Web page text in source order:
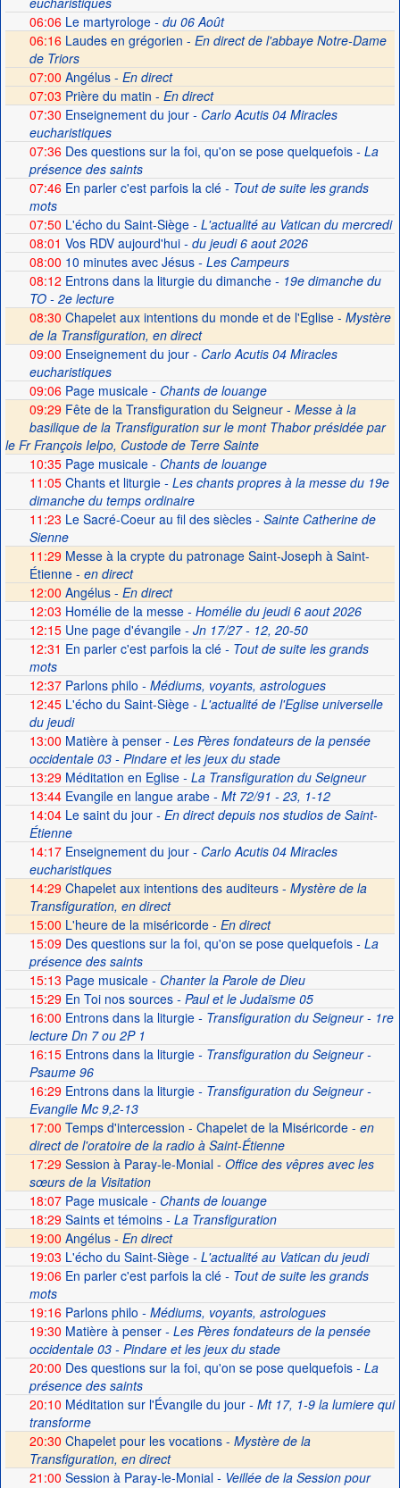
06:06Le martyrologe- du 06 Août
06:16 Laudes en grégorien - En direct de l'abbaye Notre-Dame
de Triors
07:00 Angélus - En direct
07:03 Prière du matin - En direct
07:30 Enseignement du jour- Carlo Acutis 04 Miracles
eucharistiques
07:36Des questions sur la foi, qu'on se pose quelquefois- La
présence des saints
07:46En parler c'est parfois la clé- Tout de suite les grands
mots
07:50 L'écho du Saint-Siège- L'actualité au Vatican du mercredi
08:01 Vos RDV aujourd'hui- du jeudi 6 aout 2026
08:00 10 minutes avec Jésus- Les Campeurs
08:12 Entrons dans la liturgie du dimanche- 19e dimanche du
TO - 2e lecture
08:30 Chapelet aux intentions du monde et de l'Eglise - Mystère
de la Transfiguration, en direct
09:00 Enseignement du jour- Carlo Acutis 04 Miracles
eucharistiques
09:06Page musicale- Chants de louange
09:29 Fête de la Transfiguration du Seigneur - Messe à la
basilique de la Transfiguration sur le mont Thabor présidée par
le Fr François Ielpo, Custode de Terre Sainte
10:35Page musicale- Chants de louange
11:05Chants et liturgie- Les chants propres à la messe du 19e
dimanche du temps ordinaire
11:23 Le Sacré-Coeur au fil des siècles- Sainte Catherine de
Sienne
11:29 Messe à la crypte du patronage Saint-Joseph à Saint-
Étienne - en direct
12:00 Angélus - En direct
12:03 Homélie de la messe- Homélie du jeudi 6 aout 2026
12:15Une page d'évangile- Jn 17/27 - 12, 20-50
12:31 En parler c'est parfois la clé- Tout de suite les grands
mots
12:37Parlons philo - Médiums, voyants, astrologues
12:45L'écho du Saint-Siège- L'actualité de l'Eglise universelle
du jeudi
13:00 Matière à penser- Les Pères fondateurs de la pensée
occidentale 03 - Pindare et les jeux du stade
13:29Méditation en Eglise- La Transfiguration du Seigneur
13:44Evangile en langue arabe- Mt 72/91 - 23, 1-12
14:04Le saint du jour- En direct depuis nos studios de Saint-
Étienne
14:17Enseignement du jour- Carlo Acutis 04 Miracles
eucharistiques
14:29 Chapelet aux intentions des auditeurs - Mystère de la
Transfiguration, en direct
15:00 L'heure de la miséricorde - En direct
15:09Des questions sur la foi, qu'on se pose quelquefois- La
présence des saints
15:13 Page musicale- Chanter la Parole de Dieu
15:29En Toi nos sources- Paul et le Judaïsme 05
16:00 Entrons dans la liturgie- Transfiguration du Seigneur - 1re
lecture Dn 7 ou 2P 1
16:15Entrons dans la liturgie- Transfiguration du Seigneur -
Psaume 96
16:29Entrons dans la liturgie- Transfiguration du Seigneur -
Evangile Mc 9,2-13
17:00 Temps d'intercession - Chapelet de la Miséricorde - en
direct de l'oratoire de la radio à Saint-Étienne
17:29 Session à Paray-le-Monial - Office des vêpres avec les
sœurs de la Visitation
18:07Page musicale- Chants de louange
18:29Saints et témoins- La Transfiguration
19:00 Angélus - En direct
19:03 L'écho du Saint-Siège- L'actualité au Vatican du jeudi
19:06En parler c'est parfois la clé- Tout de suite les grands
mots
19:16Parlons philo - Médiums, voyants, astrologues
19:30 Matière à penser- Les Pères fondateurs de la pensée
occidentale 03 - Pindare et les jeux du stade
20:00 Des questions sur la foi, qu'on se pose quelquefois- La
présence des saints
20:10 Méditation sur l'Évangile du jour- Mt 17, 1-9 la lumiere qui
transforme
20:30 Chapelet pour les vocations - Mystère de la
Transfiguration, en direct
21:00 Session à Paray-le-Monial- Veillée de la Session pour